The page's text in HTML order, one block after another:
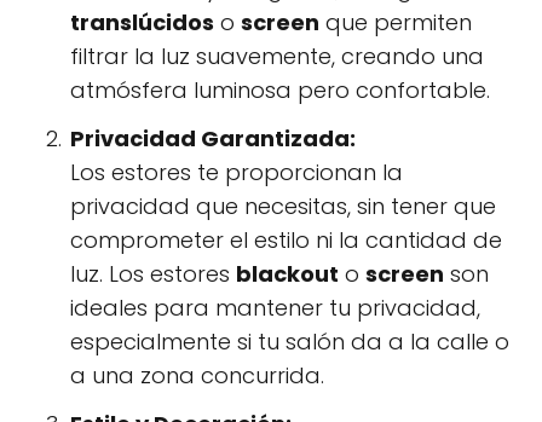
translúcidos o screen que permiten
filtrar la luz suavemente, creando una
atmósfera luminosa pero confortable.
Privacidad Garantizada:
Los estores te proporcionan la
privacidad que necesitas, sin tener que
comprometer el estilo ni la cantidad de
luz. Los estores blackout o screen son
ideales para mantener tu privacidad,
especialmente si tu salón da a la calle o
a una zona concurrida.